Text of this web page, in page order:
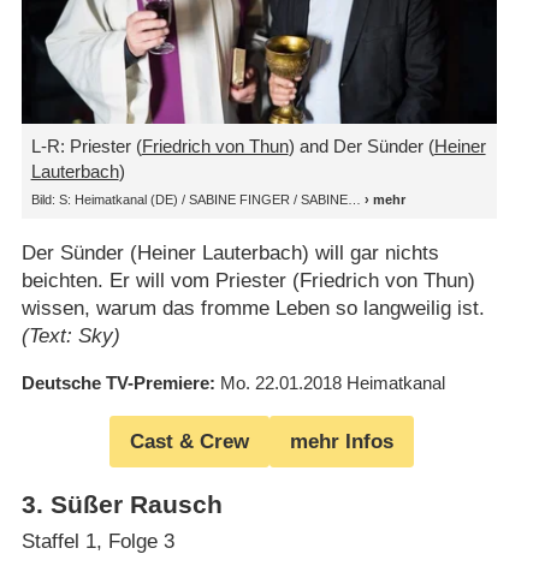
L-R: Priester (Friedrich von Thun) and Der Sünder (Heiner
Lauterbach)
Bild: S: Heimatkanal (DE) / SABINE FINGER / SABINE
Der Sünder (Heiner Lauterbach) will gar nichts
beichten. Er will vom Priester (Friedrich von Thun)
wissen, warum das fromme Leben so langweilig ist.
(Text: Sky)
Deutsche TV-Premiere Mo. 22.01.2018 Heimatkanal
Cast & Crew mehr Infos
3. Süßer Rausch
Staffel 1, Folge 3